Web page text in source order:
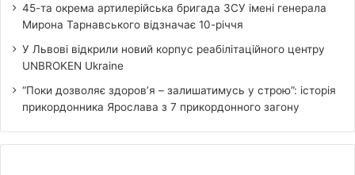
45-та окрема артилерійська бригада ЗСУ імені генерала
Мирона Тарнавського відзначає 10-річчя
У Львові відкрили новий корпус реабілітаційного центру
UNBROKEN Ukraine
“Поки дозволяє здоров’я – залишатимусь у строю”: історія
прикордонника Ярослава з 7 прикордонного загону